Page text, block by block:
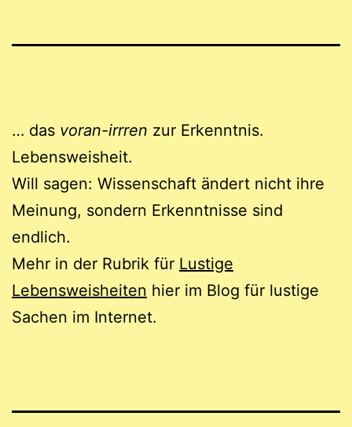
… das voran-irrren zur Erkenntnis.
Lebensweisheit.
Will sagen: Wissenschaft ändert nicht ihre
Meinung, sondern Erkenntnisse sind
endlich.
Mehr in der Rubrik für Lustige
Lebensweisheiten hier im Blog für lustige
Sachen im Internet.